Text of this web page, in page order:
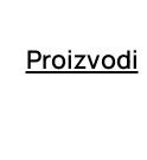
Proizvodi